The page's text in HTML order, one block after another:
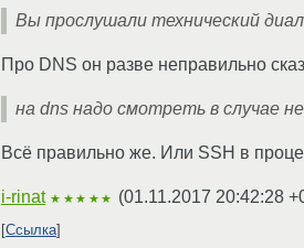
Вы прослушали технический
Про DNS он разве неправильно
на dns надо смотреть в случае
Всё правильно же. Или SSH в
i-rinat ★★★★★ (01.11.2017 20:42:28
Ссылка